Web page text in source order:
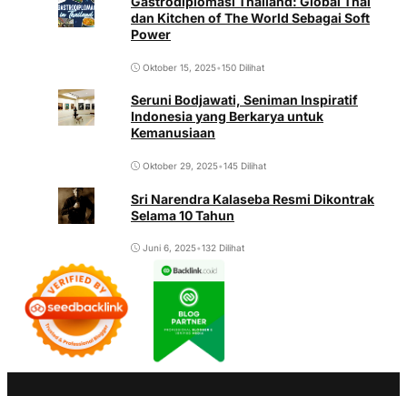
dan Kitchen of The World Sebagai Soft
Power
Oktober 15, 2025•150 Dilihat
Seruni Bodjawati, Seniman Inspiratif
Indonesia yang Berkarya untuk
Kemanusiaan
Oktober 29, 2025•145 Dilihat
Sri Narendra Kalaseba Resmi Dikontrak
Selama 10 Tahun
Juni 6, 2025•132 Dilihat